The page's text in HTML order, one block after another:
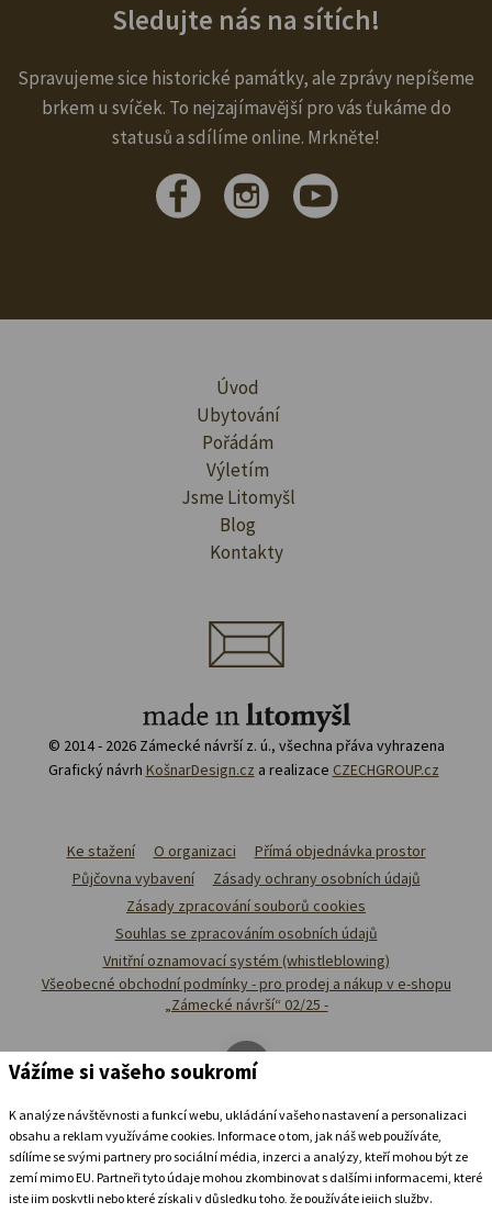
Sledujte nás na sítích!
Spravujeme sice historické památky, ale zprávy nepíšeme
brkem u svíček. To nejzajímavější pro vás ťukáme do
statusů a sdílíme online. Mrkněte!
Úvod
Ubytování
Pořádám
Výletím
Jsme Litomyšl
Blog
Kontakty
© 2014 - 2026 Zámecké návrší z. ú., všechna přáva vyhrazena
Grafický návrh KošnarDesign.cz a realizace CZECHGROUP.cz
Ke stažení O organizaci
Přímá objednávka prostor
Půjčovna vybavení
Zásady ochrany osobních údajů
Zásady zpracování souborů cookies
Souhlas se zpracováním osobních údajů
Vnitřní oznamovací systém (whistleblowing)
Všeobecné obchodní podmínky - pro prodej a nákup v e-shopu
„Zámecké návrší“ 02/25 -
Vážíme si vašeho soukromí
K analýze návštěvnosti a funkcí webu, ukládání vašeho nastavení a personalizaci
obsahu a reklam využíváme cookies. Informace o tom, jak náš web používáte,
sdílíme se svými partnery pro sociální média, inzerci a analýzy, kteří mohou být ze
zemí mimo EU. Partneři tyto údaje mohou zkombinovat s dalšími informacemi, které
jste jim poskytli nebo které získali v důsledku toho, že používáte jejich služby.